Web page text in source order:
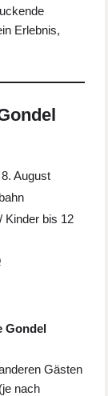
Erlebnis,
August
Kinder bis 12
Gondel
Gästen
nach